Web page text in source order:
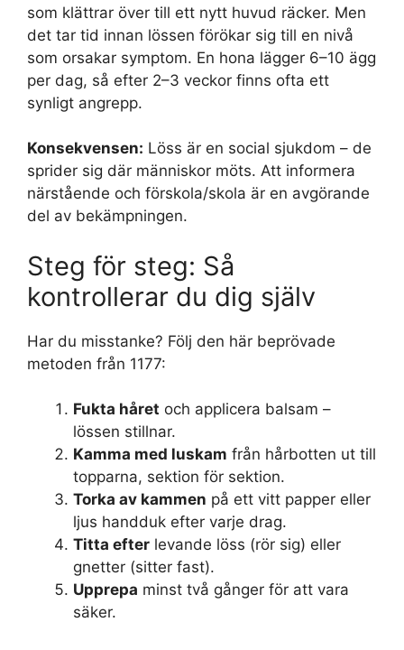
som klättrar över till ett nytt huvud räcker. Men
det tar tid innan lössen förökar sig till en nivå
som orsakar symptom. En hona lägger 6–10 ägg
per dag, så efter 2–3 veckor finns ofta ett
synligt angrepp.
Konsekvensen: Löss är en social sjukdom – de
sprider sig där människor möts. Att informera
närstående och förskola/skola är en avgörande
del av bekämpningen.
Steg för steg: Så
kontrollerar du dig själv
Har du misstanke? Följ den här beprövade
metoden från 1177:
Fukta håret och applicera balsam –
lössen stillnar.
Kamma med luskam från hårbotten ut till
topparna, sektion för sektion.
Torka av kammen på ett vitt papper eller
ljus handduk efter varje drag.
Titta efter levande löss (rör sig) eller
gnetter (sitter fast).
Upprepa minst två gånger för att vara
säker.